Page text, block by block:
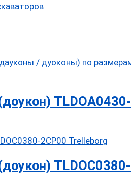
TLDOA0430-
TLDOC0380-